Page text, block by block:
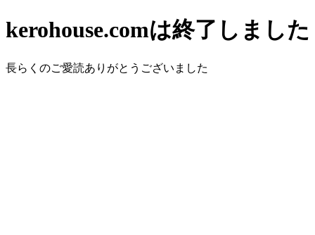
kerohouse.comは終了しました
長らくのご愛読ありがとうございました